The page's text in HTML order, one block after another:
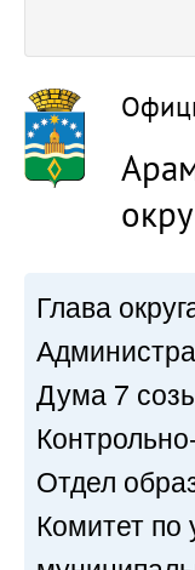
Глава
Дума 7
Отдел
Комитет по